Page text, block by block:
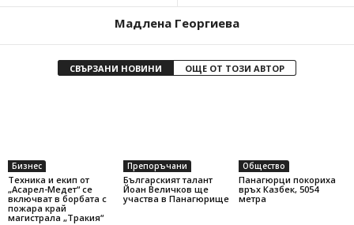
Мадлена Георгиева
СВЪРЗАНИ НОВИНИ ОЩЕ ОТ ТОЗИ АВТОР
Бизнес
Техника и екип от
„Асарел-Медет“ се
включват в борбата с
пожара край
магистрала „Тракия“
Препоръчани
Българският талант
Йоан Величков ще
участва в Панагюрище
Общество
Панагюрци покориха
връх Казбек, 5054
метра